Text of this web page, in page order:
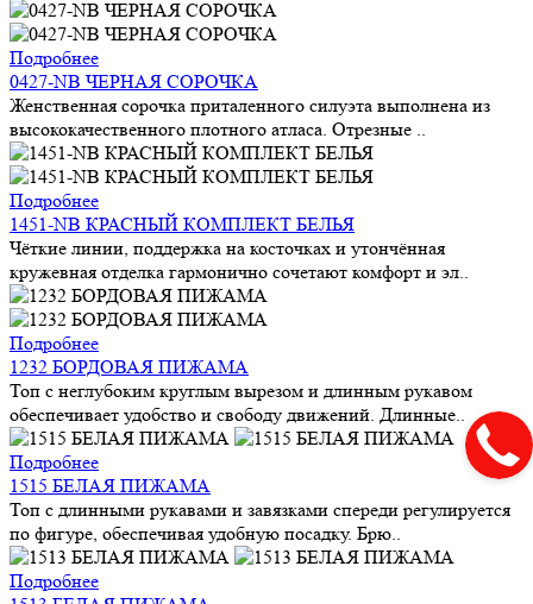
Подробнее
0427-NB ЧЕРНАЯ СОРОЧКА
Женственная сорочка приталенного силуэта выполнена из
высококачественного плотного атласа. Отрезные ..
Подробнее
1451-NB КРАСНЫЙ КОМПЛЕКТ БЕЛЬЯ
Чёткие линии, поддержка на косточках и утончённая
кружевная отделка гармонично сочетают комфорт и эл..
Подробнее
1232 БОРДОВАЯ ПИЖАМА
Топ с неглубоким круглым вырезом и длинным рукавом
обеспечивает удобство и свободу движений. Длинные..
Подробнее
1515 БЕЛАЯ ПИЖАМА
Топ с длинными рукавами и завязками спереди регулируется
по фигуре, обеспечивая удобную посадку. Брю..
Подробнее